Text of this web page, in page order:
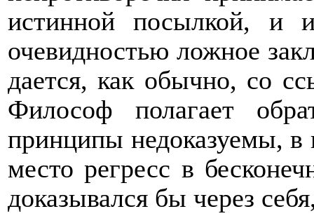
истинной посылкой, и
очевидностью ложное
дается, как обычно, со
Философ полагает
принципы недоказуемы,
место регресс в
доказывался бы через